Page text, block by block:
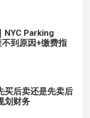
NYC Parking
到原因+缴费指
买后卖还是先卖后
划财务